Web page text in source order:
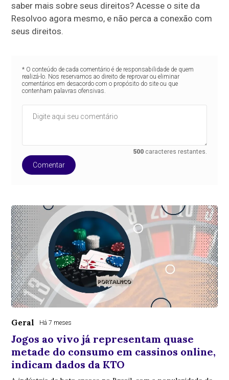
saber mais sobre seus direitos? Acesse o site da
Resolvoo agora mesmo, e não perca a conexão com
seus direitos.
* O conteúdo de cada comentário é de responsabilidade de quem
realizá-lo. Nos reservamos ao direito de reprovar ou eliminar
comentários em desacordo com o propósito do site ou que
contenham palavras ofensivas.
500 caracteres restantes.
Comentar
Geral Há 7 meses
Jogos ao vivo já representam quase
metade do consumo em cassinos online,
indicam dados da KTO